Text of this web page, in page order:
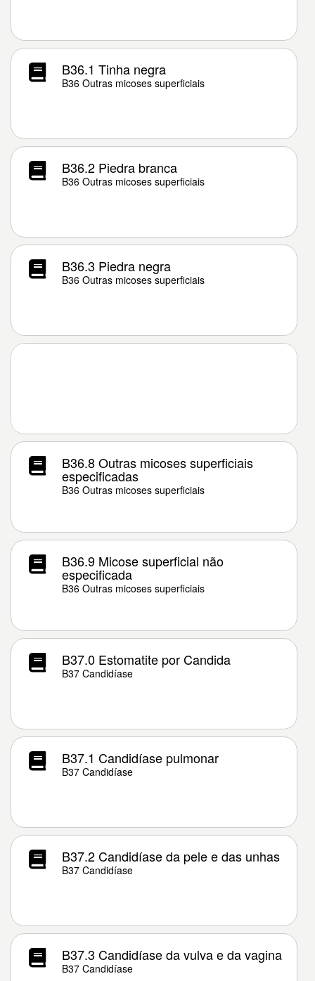
B36.1 Tinha negra
B36 Outras micoses superficiais
B36.2 Piedra branca
B36 Outras micoses superficiais
B36.3 Piedra negra
B36 Outras micoses superficiais
B36.8 Outras micoses superficiais
especificadas
B36 Outras micoses superficiais
B36.9 Micose superficial não
especificada
B36 Outras micoses superficiais
B37.0 Estomatite por Candida
B37 Candidíase
B37.1 Candidíase pulmonar
B37 Candidíase
B37.2 Candidíase da pele e das unhas
B37 Candidíase
B37.3 Candidíase da vulva e da vagina
B37 Candidíase